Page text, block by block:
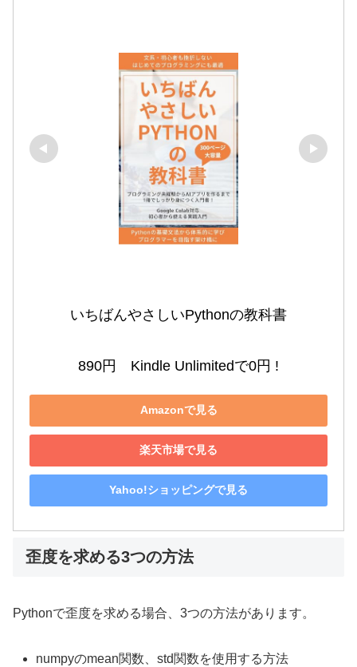
いちばんやさしいPythonの教科書
890円　Kindle Unlimitedで0円 !
Amazonで見る
楽天市場で見る
Yahoo!ショッピングで見る
歪度を求める3つの方法
Pythonで歪度を求める場合、3つの方法があります。
numpyのmean関数、std関数を使用する方法